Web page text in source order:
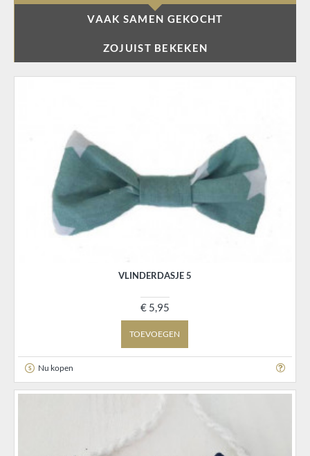
VAAK SAMEN GEKOCHT
ZOJUIST BEKEKEN
VLINDERDASJE 5
€ 5,95
TOEVOEGEN
Nu kopen